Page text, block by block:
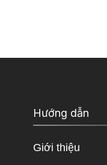
Hướng dẫn
Giới thiệu